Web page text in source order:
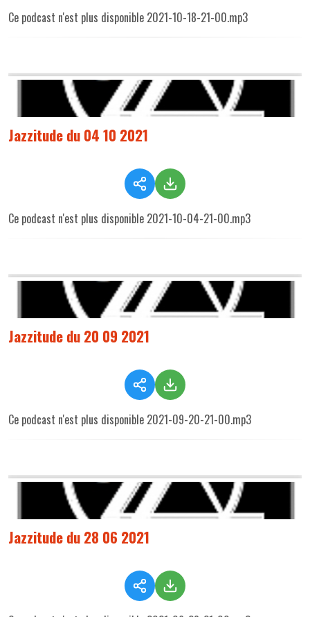
Ce podcast n'est plus disponible 2021-10-18-21-00.mp3
Jazzitude du 04 10 2021
Ce podcast n'est plus disponible 2021-10-04-21-00.mp3
Jazzitude du 20 09 2021
Ce podcast n'est plus disponible 2021-09-20-21-00.mp3
Jazzitude du 28 06 2021